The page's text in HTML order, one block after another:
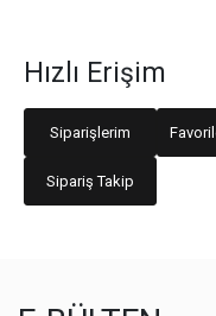
Hızlı Erişim
Siparişlerim
Sipariş Takip